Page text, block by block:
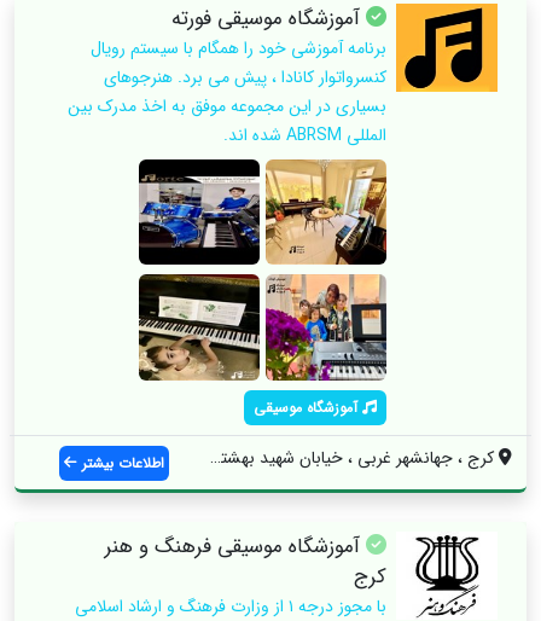
آموزشگاه موسیقی فورته
برنامه آموزشی خود را همگام با سیستم رویال
کنسرواتوار کانادا ، پیش می برد. هنرجوهای
بسیاری در این مجموعه موفق به اخذ مدرک بین
المللی ABRSM شده اند.
آموزشگاه موسیقی
کرج ، جهانشهر غربی ، خیابان شهید بهشتی ،... اطلاعات بیشتر
آموزشگاه موسیقی فرهنگ و هنر
کرج
با مجوز درجه ۱ از وزارت فرهنگ و ارشاد اسلامی